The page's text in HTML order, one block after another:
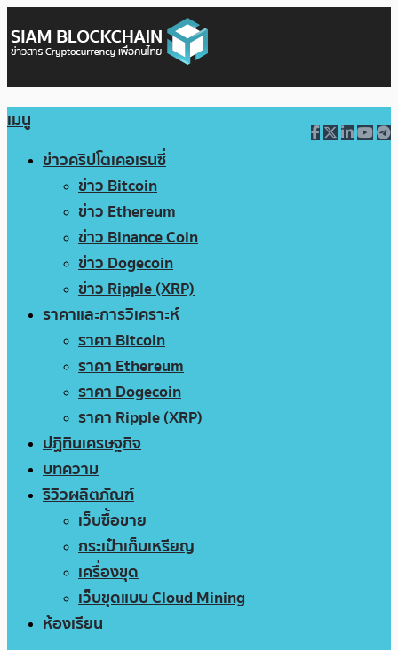
เมนู
ข่าวคริปโตเคอเรนซี่
ข่าว Bitcoin
ข่าว Ethereum
ข่าว Binance Coin
ข่าว Dogecoin
ข่าว Ripple (XRP)
ราคาและการวิเคราะห์
ราคา Bitcoin
ราคา Ethereum
ราคา Dogecoin
ราคา Ripple (XRP)
ปฏิทินเศรษฐกิจ
บทความ
รีวิวผลิตภัณฑ์
เว็บซื้อขาย
กระเป๋าเก็บเหรียญ
เครื่องขุด
เว็บขุดแบบ Cloud Mining
ห้องเรียน